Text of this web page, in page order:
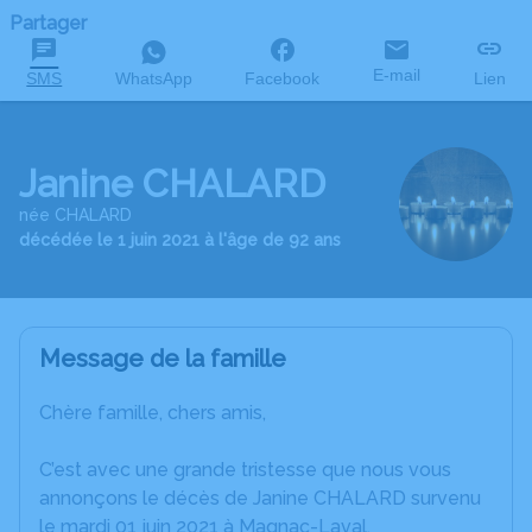
Partager
SMS WhatsApp Facebook E-mail Lien
Janine CHALARD
née CHALARD
décédée le 1 juin 2021 à l'âge de 92 ans
Message de la famille
Chère famille, chers amis,
C’est avec une grande tristesse que nous vous
annonçons le décès de Janine CHALARD survenu
le mardi 01 juin 2021 à Magnac-Laval.